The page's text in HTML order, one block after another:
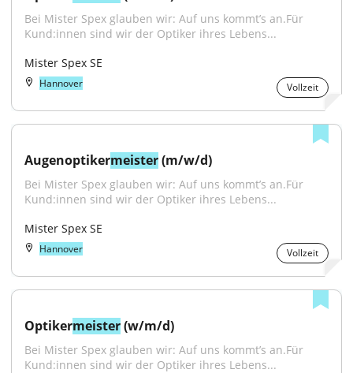
Bei Mister Spex glauben wir: Auf uns kommt’s an.Für
Kund:innen sind wir der Optiker ihres Lebens...
Mister Spex SE
Hannover Vollzeit
Augenoptikermeister (m/w/d)
Bei Mister Spex glauben wir: Auf uns kommt’s an.Für
Kund:innen sind wir der Optiker ihres Lebens...
Mister Spex SE
Hannover Vollzeit
Optikermeister (w/m/d)
Bei Mister Spex glauben wir: Auf uns kommt’s an.Für
Kund:innen sind wir der Optiker ihres Lebens...